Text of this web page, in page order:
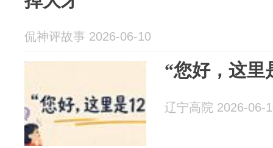
侃神评故事 2026-06-10
“您好，这里
辽宁高院 2026-06-